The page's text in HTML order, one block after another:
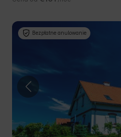
Bezpłatne anulowanie